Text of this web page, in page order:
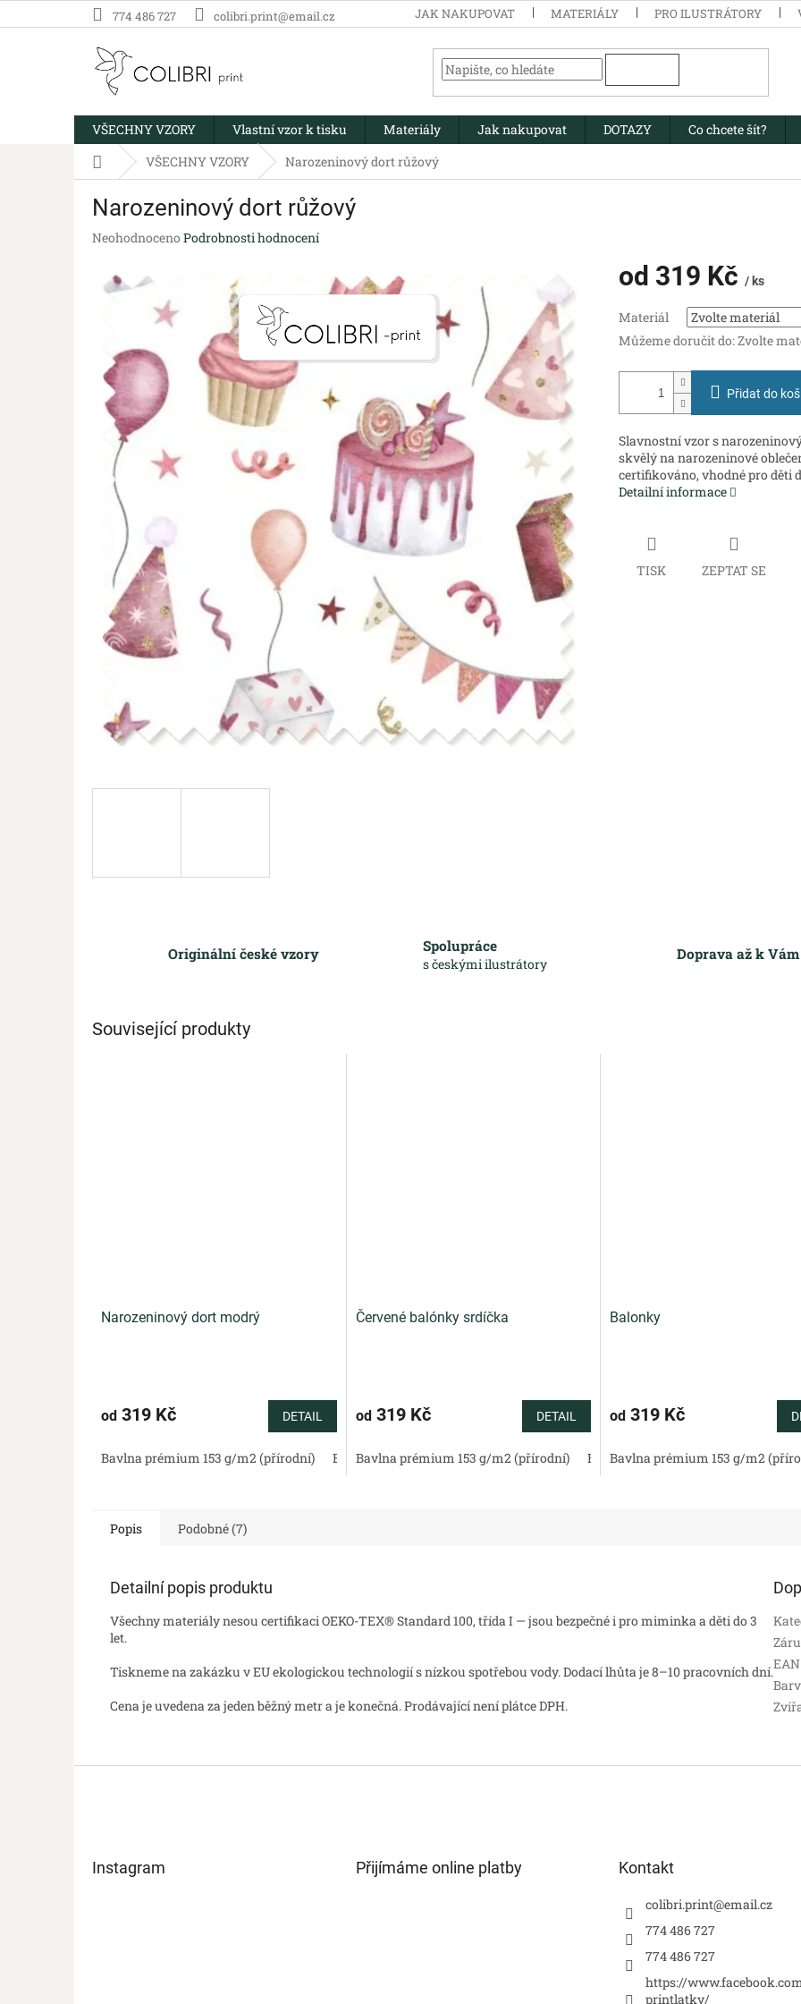
na
774 486 727 colibri.print@email.cz JAK NAKUPOVAT MATERIÁLY PRO ILUSTRÁTORY
VŠECHNY VZORY Vlastní vzor k tisku Materiály Jak nakupovat DOTAZY Co chcete šít?
Domů VŠECHNY VZORY Narozeninový dort růžový
Narozeninový dort růžový
Průměrné
produktu
hvězdiček.
Neohodnoceno Podrobnosti hodnocení
od 319 Kč / ks
cena:
Materiál
Můžeme doručit do:Zvolte
Přidat do
Slavnostní vzor s
skvělý na narozeninové
certifikováno, vhodné pro děti
Detailní informace
TISK ZEPTAT SE
Originální české vzory Spolupráce
s českými ilustrátory
Doprava až k
Související produkty
Narozeninový dort modrý
od 319 Kč DETAIL
Bavlna prémium 153 g/m2 (přírodní) Bavlněný satén 130 g/m2 (přírodní) Bavlněné plátno standard (přírodní)
Červené balónky srdíčka
od319 Kč DETAIL
Bavlna prémium 153 g/m2 (přírodní) Bavlněný satén 130 g/m2 (přírodní)
Balonky
od 319 Kč
Bavlna prémium 153 g/m2
Popis Podobné (7)
Detailní popis produktu
Všechny materiály nesou certifikaci OEKO-TEX® Standard 100, třída I — jsou bezpečné i pro miminka a děti do 3
let.
Tiskneme na zakázku v EU ekologickou technologií s nízkou spotřebou vody. Dodací lhůta je 8–10 pracovních dní.
Cena je uvedena za jeden běžný metr a je konečná. Prodávající není plátce DPH.
EAN
Instagram Přijímáme online platby Kontakt
colibri.print@email.cz
774 486 727
774 486 727
https://
printlatky/